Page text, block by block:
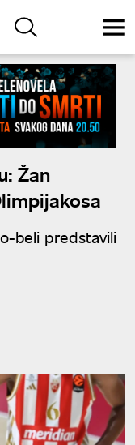
Žan
beli predstavili